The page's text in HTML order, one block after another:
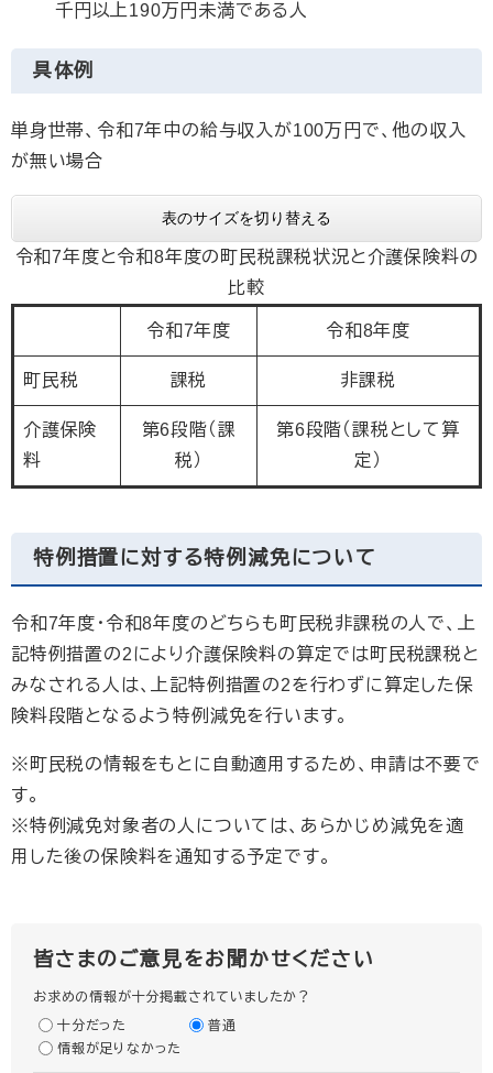
千円以上190万円未満である人
具体例
単身世帯、令和7年中の給与収入が100万円で、他の収入
が無い場合
表のサイズを切り替える
令和7年度と令和8年度の町民税課税状況と介護保険料の
比較
令和7年度 令和8年度
町民税 課税 非課税
介護保険
料
第6段階（課
税）
第6段階（課税として算
定）
特例措置に対する特例減免について
令和7年度・令和8年度のどちらも町民税非課税の人で、上
記特例措置の2により介護保険料の算定では町民税課税と
みなされる人は、上記特例措置の2を行わずに算定した保
険料段階となるよう特例減免を行います。
※町民税の情報をもとに自動適用するため、申請は不要で
す。
※特例減免対象者の人については、あらかじめ減免を適
用した後の保険料を通知する予定です。
皆さまのご意見をお聞かせください
お求めの情報が十分掲載されていましたか？
十分だった
普通
情報が足りなかった